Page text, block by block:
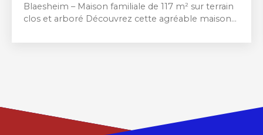
Blaesheim – Maison familiale de 117 m² sur terrain
clos et arboré Découvrez cette agréable maison
environnement verdoyant, offrant de beaux
terrasse couverte, idéale pour profiter des beaux
jours en toute saison. À l’étage, l’espace nuit se